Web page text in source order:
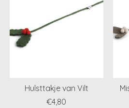
Hulsttakje van Vilt
€4,80